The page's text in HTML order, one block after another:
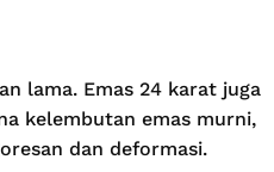
lama. Emas 24 karat juga
kelembutan emas murni,
dan deformasi.